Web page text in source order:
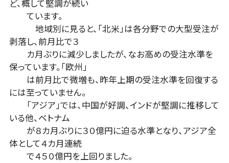
ど、概して堅調が続い
ています。
地域別に見ると、「北米」は各分野での大型受注が
剥落し、前月比で３
カ月ぶりに減少しましたが、なお高めの受注水準を
保っています。「欧州」
は前月比で微増も、昨年上期の受注水準を回復する
には至っていません。
「アジア」では、中国が好調、インドが堅調に推移して
いる他、ベトナム
が８カ月ぶりに３０億円に迫る水準となり、アジア全
体として４カ月連続
で４５０億円を上回りました。